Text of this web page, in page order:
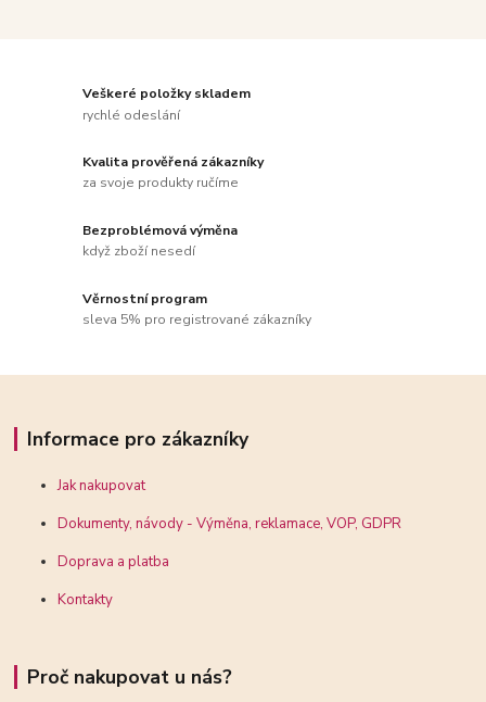
Veškeré položky skladem
rychlé odeslání
Kvalita prověřená zákazníky
za svoje produkty ručíme
Bezproblémová výměna
když zboží nesedí
Věrnostní program
sleva 5% pro registrované zákazníky
Informace pro zákazníky
Jak nakupovat
Dokumenty, návody - Výměna, reklamace, VOP, GDPR
Doprava a platba
Kontakty
Proč nakupovat u nás?